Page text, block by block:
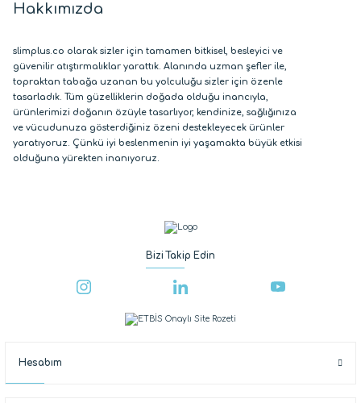
Hakkımızda
slimplus.co olarak sizler için tamamen bitkisel, besleyici ve
güvenilir atıştırmalıklar yarattık. Alanında uzman şefler ile,
topraktan tabağa uzanan bu yolculuğu sizler için özenle
tasarladık. Tüm güzelliklerin doğada olduğu inancıyla,
ürünlerimizi doğanın özüyle tasarlıyor, kendinize, sağlığınıza
ve vücudunuza gösterdiğiniz özeni destekleyecek ürünler
yaratıyoruz. Çünkü iyi beslenmenin iyi yaşamakta büyük etkisi
olduğuna yürekten inanıyoruz.
Bizi Takip Edin
Hesabım